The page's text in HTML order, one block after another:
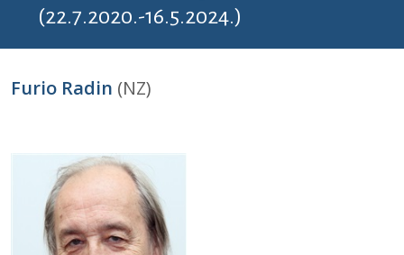
(22.7.2020.-16.5.2024.)
Furio Radin (NZ)